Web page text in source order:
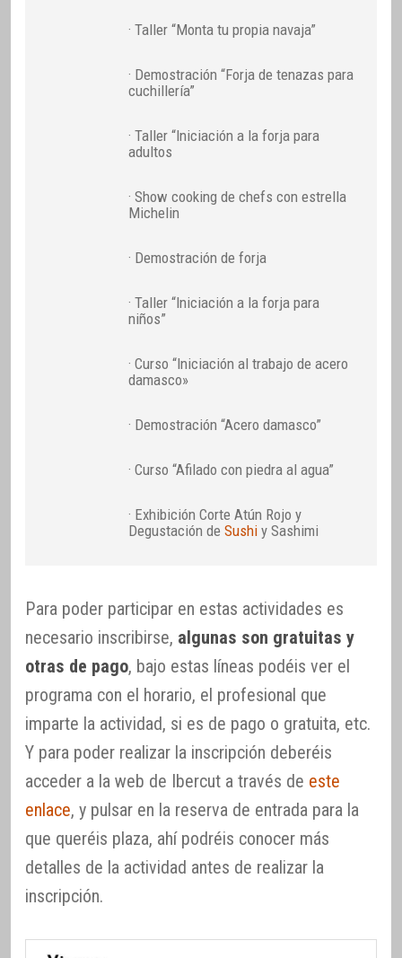
· Taller “Monta tu propia navaja”
· Demostración “Forja de tenazas para
cuchillería”
· Taller “Iniciación a la forja para
adultos
· Show cooking de chefs con estrella
Michelin
· Demostración de forja
· Taller “Iniciación a la forja para
niños”
· Curso “Iniciación al trabajo de acero
damasco»
· Demostración “Acero damasco”
· Curso “Afilado con piedra al agua”
· Exhibición Corte Atún Rojo y
Degustación deSushi y Sashimi
Para poder participar en estas actividades es
necesario inscribirse, algunas son gratuitas y
otras de pago, bajo estas líneas podéis ver el
programa con el horario, el profesional que
imparte la actividad, si es de pago o gratuita, etc.
Y para poder realizar la inscripción deberéis
acceder a la web de Ibercut a través de este
enlace, y pulsar en la reserva de entrada para la
que queréis plaza, ahí podréis conocer más
detalles de la actividad antes de realizar la
inscripción.